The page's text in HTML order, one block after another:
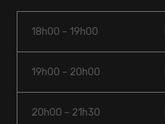
18h00 – 19h00
19h00 – 20h00
20h00 – 21h30